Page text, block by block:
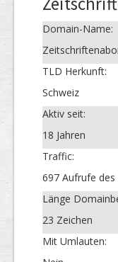
Domain-Name:
TLD Herkunft:
Schweiz
Aktiv seit:
18 Jahren
Traffic:
697 Aufrufe
Länge
23 Zeichen
Mit Umlauten: